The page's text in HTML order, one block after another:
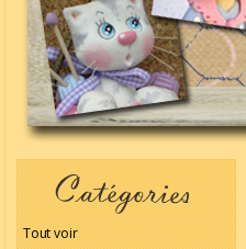
Tout voir